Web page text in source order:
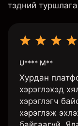
тэдний
U**** M**
Хурдан
хэрэглэхэд
хэрэглэгч
хэрэглэж